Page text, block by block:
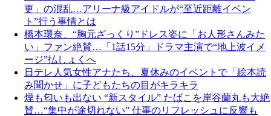
更」の混乱…アリーナ級アイドルが“至近距離イベン
ト”行う事情とは
橋本環奈、“胸元ざっくり”ドレス姿に「お人形さんみた
い」ファン絶賛…「1話15分」ドラマ主演で“地上波イメ
ージ”払しょくへ
日テレ人気女性アナたち、夏休みのイベントで「絵本読
み聞かせ」に子どもたちの目がキラキラ
煙も匂いも出ない “新スタイル” たばこを岸谷蘭丸も大絶
賛…“集中が途切れない” 仕事のリフレッシュに反響も